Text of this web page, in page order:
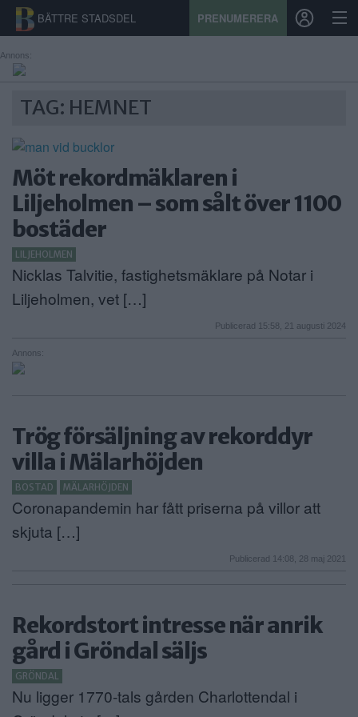
BÄTTRE STADSDEL PRENUMERERA
START
STADSDEL
PRENUMERATION
SPORT
ÅSIKTER
KALENDER
KONTAKT
SAMARBETEN
MER
Annons:
TAG: HEMNET
Möt rekordmäklaren i
Liljeholmen – som sålt över 1100
bostäder
LILJEHOLMEN
Nicklas Talvitie, fastighetsmäklare på Notar i
Liljeholmen, vet […]
Publicerad 15:58, 21 augusti 2024
Annons:
Trög försäljning av rekorddyr
villa i Mälarhöjden
BOSTAD MÄLARHÖJDEN
Coronapandemin har fått priserna på villor att
skjuta […]
Publicerad 14:08, 28 maj 2021
Rekordstort intresse när anrik
gård i Gröndal säljs
GRÖNDAL
Nu ligger 1770-tals gården Charlottendal i